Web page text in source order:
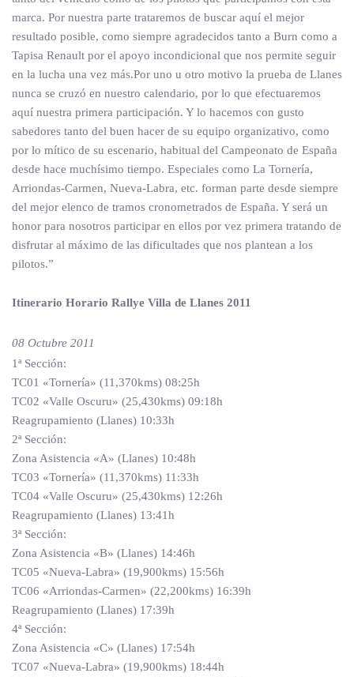
marca. Por nuestra parte trataremos de buscar aquí el mejor
resultado posible, como siempre agradecidos tanto a Burn como a
Tapisa Renault por el apoyo incondicional que nos permite seguir
en la lucha una vez más.Por uno u otro motivo la prueba de Llanes
nunca se cruzó en nuestro calendario, por lo que efectuaremos
aquí nuestra primera participación. Y lo hacemos con gusto
sabedores tanto del buen hacer de su equipo organizativo, como
por lo mítico de su escenario, habitual del Campeonato de España
desde hace muchísimo tiempo. Especiales como La Tornería,
Arriondas-Carmen, Nueva-Labra, etc. forman parte desde siempre
del mejor elenco de tramos cronometrados de España. Y será un
honor para nosotros participar en ellos por vez primera tratando de
disfrutar al máximo de las dificultades que nos plantean a los
pilotos.”
Itinerario Horario Rallye Villa de Llanes 2011
08 Octubre 2011
1ª Sección:
TC01 «Tornería» (11,370kms) 08:25h
TC02 «Valle Oscuru» (25,430kms) 09:18h
Reagrupamiento (Llanes) 10:33h
2ª Sección:
Zona Asistencia «A» (Llanes) 10:48h
TC03 «Tornería» (11,370kms) 11:33h
TC04 «Valle Oscuru» (25,430kms) 12:26h
Reagrupamiento (Llanes) 13:41h
3ª Sección:
Zona Asistencia «B» (Llanes) 14:46h
TC05 «Nueva-Labra» (19,900kms) 15:56h
TC06 «Arriondas-Carmen» (22,200kms) 16:39h
Reagrupamiento (Llanes) 17:39h
4ª Sección:
Zona Asistencia «C» (Llanes) 17:54h
TC07 «Nueva-Labra» (19,900kms) 18:44h